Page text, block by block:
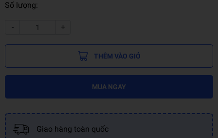
Số lượng:
- +
THÊM VÀO GIỎ
MUA NGAY
Giao hàng toàn quốc